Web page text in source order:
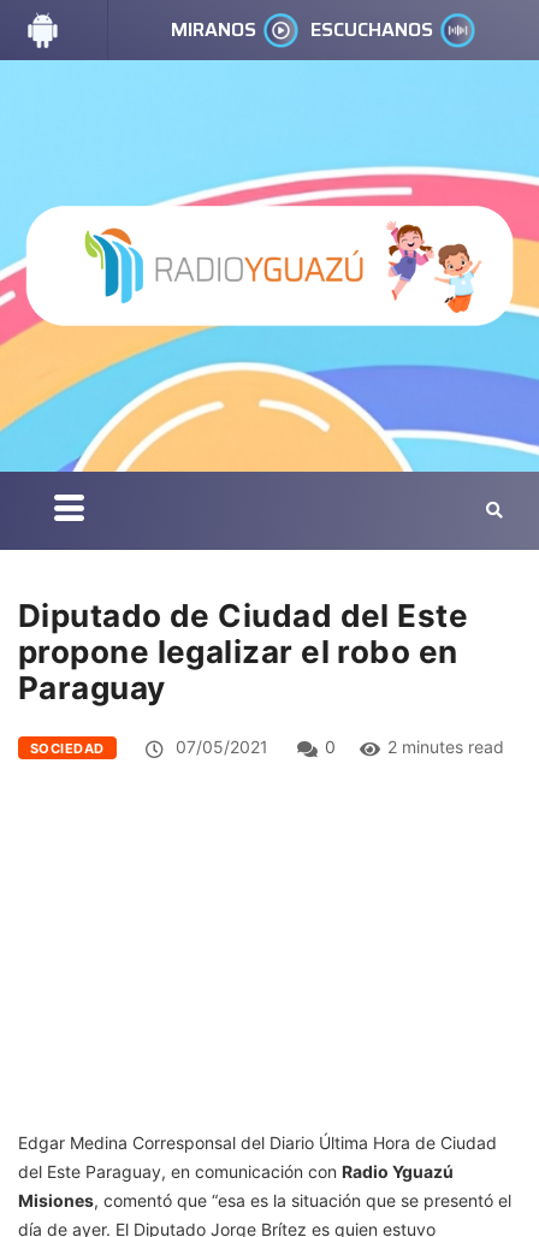
MIRANOS ESCUCHANOS
Diputado de Ciudad del Este
propone legalizar el robo en
Paraguay
SOCIEDAD 07/05/2021 0 2 minutes read
Edgar Medina Corresponsal del Diario Última Hora de Ciudad
del Este Paraguay, en comunicación con Radio Yguazú
Misiones, comentó que “esa es la situación que se presentó el
día de ayer. El Diputado Jorge Brítez es quien estuvo